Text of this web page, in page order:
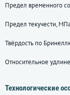
Предел временного
Предел текучести,
Твёрдость по
Относительное
Технологические